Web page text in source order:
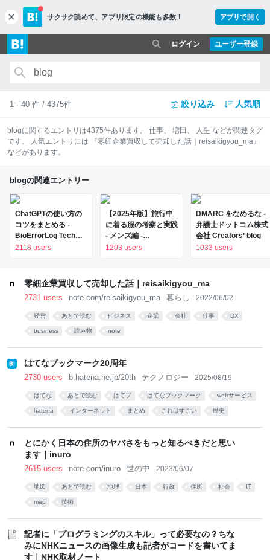
c
l
o
s
e
サクサク読めて、 アプリ限定の機能も多数！ アプリで開く
ユーザー登録
ログイン
1 - 40 件 / 4375件 絞り込み 人気順
blogに関するエントリは4375件あります。 仕事、 増田 、 人生 などが関連タグ
です。 人気エントリには
『零細企業買収して売却した話｜reisaikigyou_ma』
などがあります。
blogの関連エントリー
ChatGPTの使い方の
コツをまとめる -
BioErrorLog Tech
Blog
2118 users
【2025年版】旅行中
に着る服の考察と実践
- メンズ編 -
SANOGRAPHIX Blog
1203 users
DMARC をなめるな -
弁護士ドットコム株式
会社 Creators’ blog
1033 users
零細企業買収して売却した話｜reisaikigyou_ma
2731 users note.com/reisaikigyou_ma 暮らし 2022/06/02
経営 あとで読む ビジネス 企業 会社 仕事 DX
business 読み物 note
はてなブックマーク20周年
2730 users b.hatena.ne.jp/20th テクノロジー 2025/08/19
はてな あとで読む はてブ はてなブックマーク webサービス
hatena インターネット まとめ これはすごい 歴史
とにかく日本の住所のヤバさをもっと知るべきだと思い
ます｜inuro
2615 users note.com/inuro 世の中 2023/06/07
地図 あとで読む 地理 日本 行政 住所 社会 IT
map 技術
記者に「プログラミングのスキル」って必要なの？ちな
みにNHKニュースの画像生成も記者がコードを書いてま
す｜NHK取材ノート